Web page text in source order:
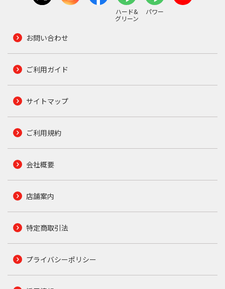
ハード&
グリーン
パワー
お問い合わせ
ご利用ガイド
サイトマップ
ご利用規約
会社概要
店舗案内
特定商取引法
プライバシーポリシー